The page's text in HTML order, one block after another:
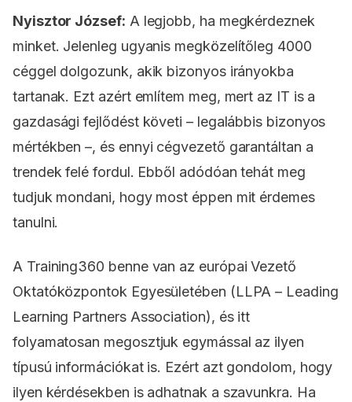
Nyisztor József: A legjobb, ha megkérdeznek
minket. Jelenleg ugyanis megközelítőleg 4000
céggel dolgozunk, akik bizonyos irányokba
tartanak. Ezt azért említem meg, mert az IT is a
gazdasági fejlődést követi – legalábbis bizonyos
mértékben –, és ennyi cégvezető garantáltan a
trendek felé fordul. Ebből adódóan tehát meg
tudjuk mondani, hogy most éppen mit érdemes
tanulni.
A Training360 benne van az európai Vezető
Oktatóközpontok Egyesületében (LLPA – Leading
Learning Partners Association), és itt
folyamatosan megosztjuk egymással az ilyen
típusú információkat is. Ezért azt gondolom, hogy
ilyen kérdésekben is adhatnak a szavunkra. Ha